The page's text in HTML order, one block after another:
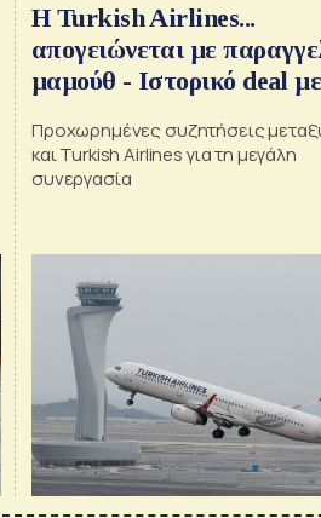
Η Turkish Airlines...
απογειώνεται με
μαμούθ - Ιστορικό deal με
Προχωρημένες συζητήσεις
και Turkish Airlines για τη μεγάλη
συνεργασία